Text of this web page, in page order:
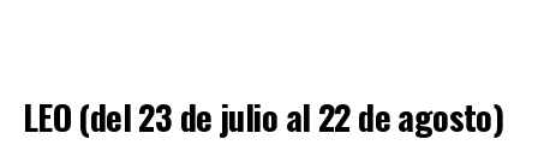
LEO (del 23 de julio al 22 de agosto)